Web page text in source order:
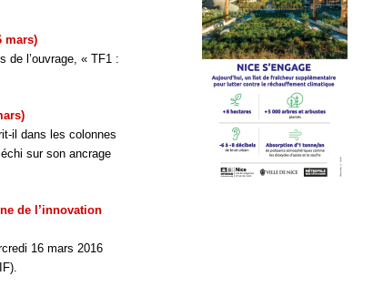
mars)
de l’ouvrage, « TF1 :
il dans les colonnes
sur son ancrage
de l’innovation
16 mars 2016